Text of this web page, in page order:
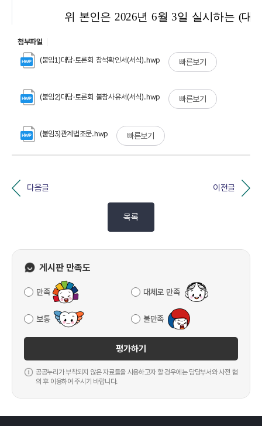
첨부파일
(붙임1)대담·토론회 참석확인서(서식).hwp 빠른보기
(붙임2)대담·토론회 불참사유서(서식).hwp 빠른보기
(붙임3)관계법조문.hwp 빠른보기
다음글 이전글
목록
게시판 만족도
만족 대체로 만족
보통 불만족
평가하기
공공누리가 부착되지 않은 자료들을 사용하고자 할 경우에는 담당부서와 사전 협
의 후 이용하여 주시기 바랍니다.